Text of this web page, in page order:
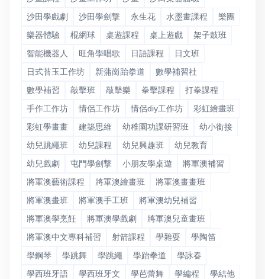
沙田學戲劇
沙田學劍撃 永生花 水墨畫課程
樂團
樂器體驗
棍網球 桌遊課程 桌上遊戲
架子鼓班
智能機器人
旺角學唱歌 日語課程
日文班
日式苔玉工作坊
新蒲崗跆拳道
數學補習社
數學補習
敲擊班 敲擊樂 拳擊課程
打拳課程
手作工作坊
情侶工作坊 情侶diy工作坊
彩虹繪畫班
彩虹學畫畫
建築思維 幼稚園功課研習班
幼小銜接
幼兒跳繩班
幼兒課程 幼兒興趣班
幼兒教育
幼兒戲劇
屯門學劍撃 小朋友學桌遊
將軍澳補習
將軍澳藝術課程
將軍澳繪畫班
將軍澳畫畫班
將軍澳畫班
將軍澳手工班
將軍澳幼兒補習
將軍澳學烹飪
將軍澳學戲劇
將軍澳兒童畫班
將軍澳中文專科補習
射箭課程 學雜耍
學陶笛
學鋼琴
學跳舞 學跳繩 學跆拳道
學詠春
學西班牙語
學西班牙文 學芭蕾舞 學編程
學結他